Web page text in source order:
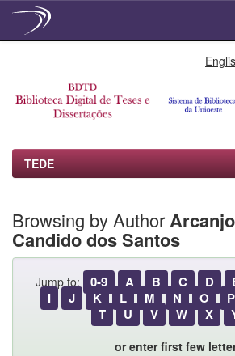
TEDE
Browsing by Author
Candido dos Santos
Jump to: 0-9 A B C D
I
J K L M N O P
T
U V W X
or enter first few